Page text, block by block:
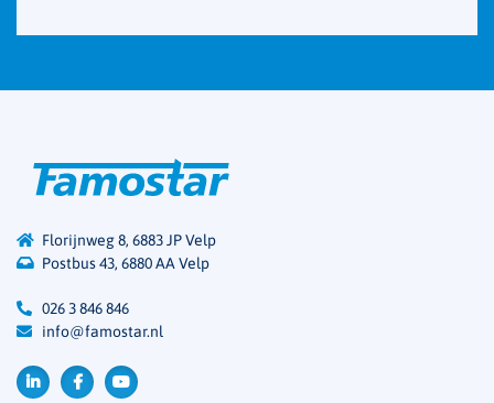
Florijnweg 8, 6883 JP Velp
Postbus 43, 6880 AA Velp
026 3 846 846
info@famostar.nl